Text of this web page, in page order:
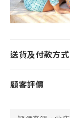
送貨及付款方式
顧客評價